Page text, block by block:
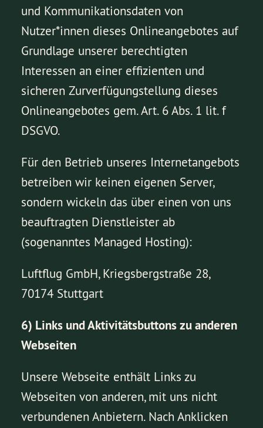
und Kommunikationsdaten von
Nutzer*innen dieses Onlineangebotes auf
Grundlage unserer berechtigten
Interessen an einer effizienten und
sicheren Zurverfügungstellung dieses
Onlineangebotes gem. Art. 6 Abs. 1 lit. f
DSGVO.
Für den Betrieb unseres Internetangebots
betreiben wir keinen eigenen Server,
sondern wickeln das über einen von uns
beauftragten Dienstleister ab
(sogenanntes Managed Hosting):
Luftflug GmbH, Kriegsbergstraße 28,
70174 Stuttgart
6) Links und Aktivitätsbuttons zu anderen
Webseiten
Unsere Webseite enthält Links zu
Webseiten von anderen, mit uns nicht
verbundenen Anbietern. Nach Anklicken